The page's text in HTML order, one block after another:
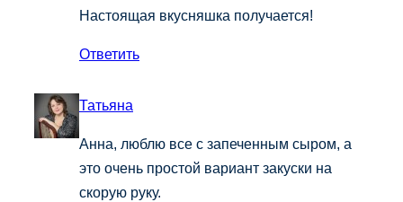
Настоящая вкусняшка получается!
Ответить
Татьяна
Анна, люблю все с запеченным сыром, а
это очень простой вариант закуски на
скорую руку.